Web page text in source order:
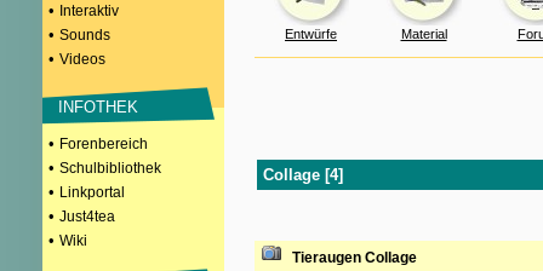
• Interaktiv
• Sounds
• Videos
INFOTHEK
• Forenbereich
• Schulbibliothek
• Linkportal
• Just4tea
• Wiki
Entwürfe Material
Collage [4]
Tieraugen Collage